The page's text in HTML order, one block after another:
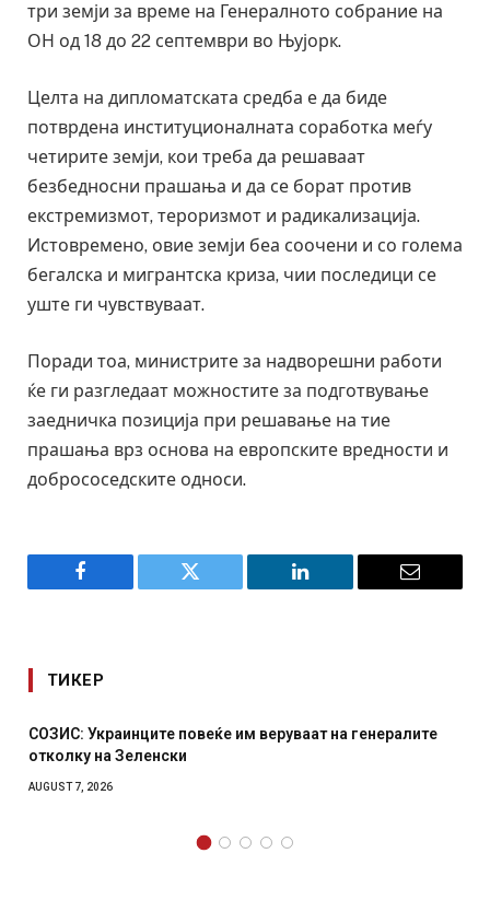
три земји за време на Генералното собрание на
ОН од 18 до 22 септември во Њујорк.
Целта на дипломатската средба е да биде
потврдена институционалната соработка меѓу
четирите земји, кои треба да решаваат
безбедносни прашања и да се борат против
екстремизмот, тероризмот и радикализација.
Истовремено, овие земји беа соочени и со голема
бегалска и мигрантска криза, чии последици се
уште ги чувствуваат.
Поради тоа, министрите за надворешни работи
ќе ги разгледаат можностите за подготвување
заедничка позиција при решавање на тие
прашања врз основа на европските вредности и
добрососедските односи.
Facebook Twitter LinkedIn Email
ТИКЕР
на генералите
Рачна бомба експлодира пред зграда